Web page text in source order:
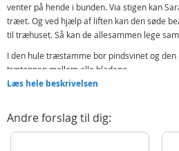
venter på hende i bunden. Via stigen kan
træet. Og ved hjælp af liften kan den søde
til træhuset. Så kan de allesammen lege
I den hule træstamme bor pindsvinet og
trætoppen mellem alle bladene.
Med 2 menneskefigurer, 4 dyr og en masse
til Bondehuset med stald 42407 (sælges
Schleich figurerne er alle naturtro og
Læs hele beskrivelsen
Andre forslag til dig: